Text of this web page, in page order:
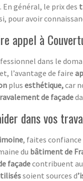
. En général, le prix des
pour avoir
appel à
dans le
l’avantage de faire
plus esthétique,car
de façade
dans vos
, faites confiance
du bâtiment de
façadecontribuent
soient sources d